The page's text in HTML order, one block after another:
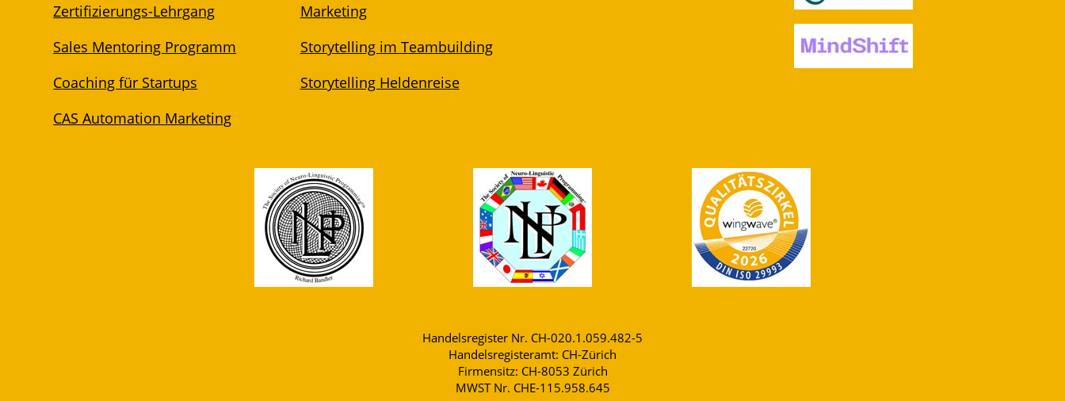
Zertifizierungs-Lehrgang
Sales Mentoring Programm
Coaching für Startups
CAS Automation Marketing
Marketing
Storytelling im Teambuilding
Storytelling Heldenreise
Handelsregister Nr. CH-020.1.059.482-5
Handelsregisteramt: CH-Zürich
Firmensitz: CH-8053 Zürich
MWST Nr. CHE-115.958.645